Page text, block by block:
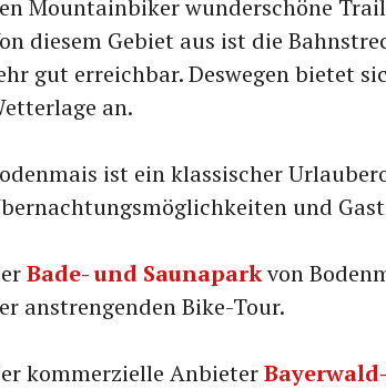
Mountainbiker wunderschöne
diesem Gebiet aus ist die
gut erreichbar. Deswegen bietet
an.
ist ein klassischer
und
Bade- und Saunaparkvon
anstrengenden Bike-Tour.
kommerzielle Anbieter